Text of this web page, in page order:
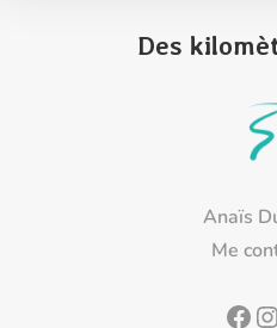
Des
Anaïs
Me